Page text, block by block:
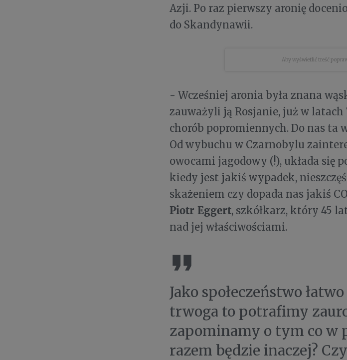
Azji. Po raz pierwszy aronię
do Skandynawii.
Aby wyświetlić treść
- Wcześniej aronia była znana
zauważyli ją Rosjanie, już w latach
chorób popromiennych. Do nas ta
Od wybuchu w Czarnobylu
owocami jagodowy (!), układa się
kiedy jest jakiś wypadek,
skażeniem czy dopada nas jakiś
Piotr Eggert, szkółkarz, który 45
nad jej właściwościami.
Jako społeczeństwo
trwoga to potrafimy
zapominamy o tym co w
razem będzie inaczej?